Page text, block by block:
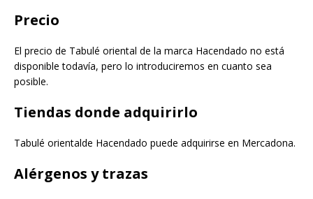
Precio
El precio de Tabulé oriental de la marca Hacendado no está
disponible todavía, pero lo introduciremos en cuanto sea
posible.
Tiendas donde adquirirlo
Tabulé orientalde Hacendado puede adquirirse en Mercadona.
Alérgenos y trazas